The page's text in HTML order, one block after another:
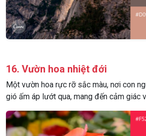
16. Vườn hoa nhiệt đới
Một vườn hoa rực rỡ sắc màu, nơi con
gió ấm áp lướt qua, mang đến cảm giác